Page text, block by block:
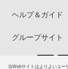
当Webサイトはよりよいユー
ヘルプ＆ガイド
グループサイト